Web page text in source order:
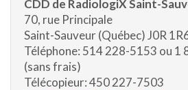
CDD de RadiologiX Saint-
70, rue Principale
Saint-Sauveur (Québec) J0R
Téléphone: 514 228-5153 ou 1
(sans frais)
Télécopieur: 450 227-7503